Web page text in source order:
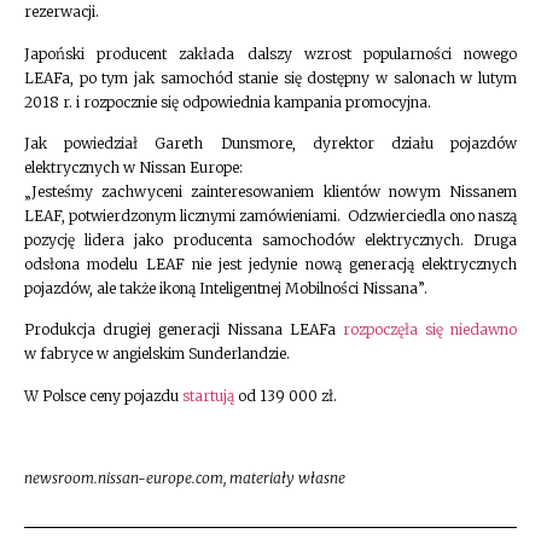
rezerwacji.
Japoński producent zakłada dalszy wzrost popularności nowego
LEAFa, po tym jak samochód stanie się dostępny w salonach w lutym
2018 r. i rozpocznie się odpowiednia kampania promocyjna.
Jak powiedział Gareth Dunsmore, dyrektor działu pojazdów
elektrycznych w Nissan Europe:
„Jesteśmy zachwyceni zainteresowaniem klientów nowym Nissanem
LEAF, potwierdzonym licznymi zamówieniami. Odzwierciedla ono naszą
pozycję lidera jako producenta samochodów elektrycznych. Druga
odsłona modelu LEAF nie jest jedynie nową generacją elektrycznych
pojazdów, ale także ikoną Inteligentnej Mobilności Nissana”.
Produkcja drugiej generacji Nissana LEAFa rozpoczęła się niedawno
w fabryce w angielskim Sunderlandzie.
W Polsce ceny pojazdu startują od 139 000 zł.
newsroom.nissan-europe.com, materiały własne